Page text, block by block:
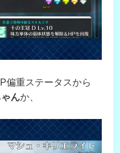
偏重ステータスから
んか、